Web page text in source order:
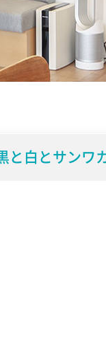
と白とサンワ